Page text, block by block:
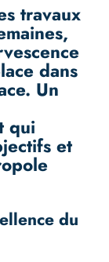
travaux
dans
Un
qui
et
du